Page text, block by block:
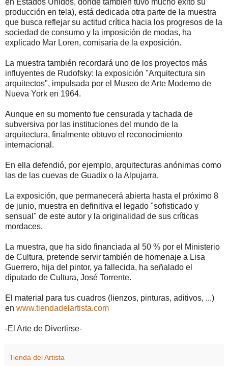
producción en tela), está dedicada otra parte de la muestra
que busca reflejar su actitud crítica hacia los progresos de la
sociedad de consumo y la imposición de modas, ha
explicado Mar Loren, comisaria de la exposición.
La muestra también recordará uno de los proyectos más
influyentes de Rudofsky: la exposición "Arquitectura sin
arquitectos", impulsada por el Museo de Arte Moderno de
Nueva York en 1964.
Aunque en su momento fue censurada y tachada de
subversiva por las instituciones del mundo de la
arquitectura, finalmente obtuvo el reconocimiento
internacional.
En ella defendió, por ejemplo, arquitecturas anónimas como
las de las cuevas de Guadix o la Alpujarra.
La exposición, que permanecerá abierta hasta el próximo 8
de junio, muestra en definitiva el legado "sofisticado y
sensual" de este autor y la originalidad de sus críticas
mordaces.
La muestra, que ha sido financiada al 50 % por el Ministerio
de Cultura, pretende servir también de homenaje a Lisa
Guerrero, hija del pintor, ya fallecida, ha señalado el
diputado de Cultura, José Torrente.
El material para tus cuadros (lienzos, pinturas, aditivos, ...)
en www.tiendadelartista.com
-El Arte de Divertirse-
Tienda del Artista